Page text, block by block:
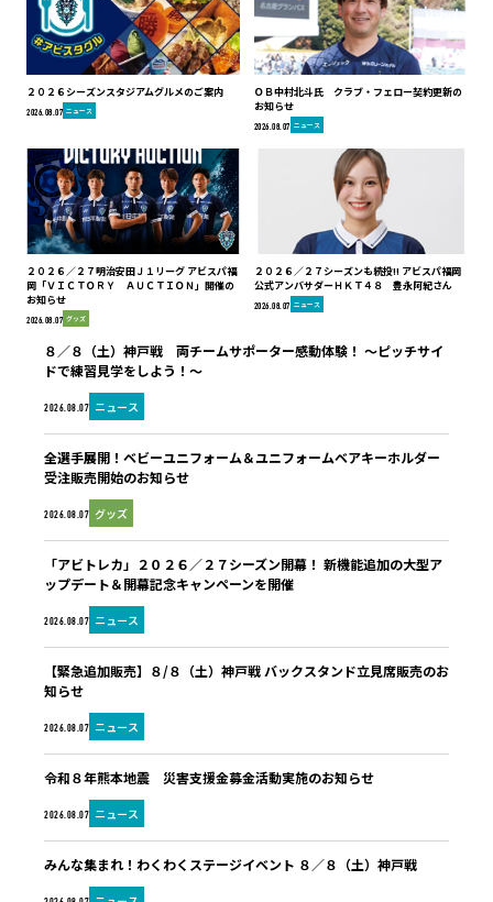
２０２６シーズンスタジアムグルメのご案内
2026.08.07 ニュース
ＯＢ中村北斗氏 クラブ・フェロー契約更新の
お知らせ
2026.08.07 ニュース
２０２６／２７明治安田Ｊ１リーグ アビスパ福
岡「ＶＩＣＴＯＲＹ ＡＵＣＴＩＯＮ」開催の
お知らせ
2026.08.07 グッズ
２０２６／２７シーズンも続投!! アビスパ福岡
公式アンバサダーＨＫＴ４８ 豊永阿紀さん
2026.08.07 ニュース
2026.08.07 ニュース
８／８（土）神戸戦 両チームサポーター感動体験！ ～ピッチサイ
ドで練習見学をしよう！～
2026.08.07 グッズ
全選手展開！ベビーユニフォーム＆ユニフォームベアキーホルダー
受注販売開始のお知らせ
2026.08.07 ニュース
「アビトレカ」２０２６／２７シーズン開幕！ 新機能追加の大型ア
ップデート＆開幕記念キャンペーンを開催
2026.08.07 ニュース
【緊急追加販売】８/８（土）神戸戦 バックスタンド立見席販売のお
知らせ
2026.08.07 ニュース
令和８年熊本地震 災害支援金募金活動実施のお知らせ
みんな集まれ！わくわくステージイベント ８／８（土）神戸戦